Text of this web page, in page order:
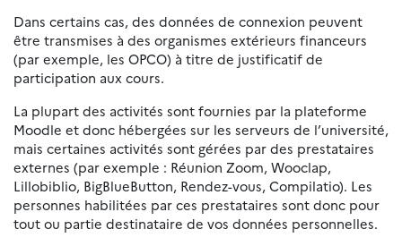
Dans certains cas, des données de connexion peuvent
être transmises à des organismes extérieurs financeurs
(par exemple, les OPCO) à titre de justificatif de
participation aux cours.
La plupart des activités sont fournies par la plateforme
Moodle et donc hébergées sur les serveurs de l’université,
mais certaines activités sont gérées par des prestataires
externes (par exemple : Réunion Zoom, Wooclap,
Lillobiblio, BigBlueButton, Rendez-vous, Compilatio). Les
personnes habilitées par ces prestataires sont donc pour
tout ou partie destinataire de vos données personnelles.